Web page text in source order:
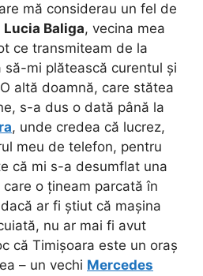
mă considerau un fel de
Lucia Baliga, vecina mea
ce transmiteam de la
să-mi plătească curentul și
altă doamnă, care stătea
s-a dus o dată până la
, unde credea că lucrez,
meu de telefon, pentru
că mi s-a desumflat una
o țineam parcată în
ar fi știut că mașina
nu ar mai fi avut
că Timișoara este un oraș
– un vechi Mercedes